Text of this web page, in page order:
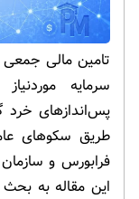
سرمایه
پس‌اندازهای
طریق سکوهای
فرابورس و
این مقاله به